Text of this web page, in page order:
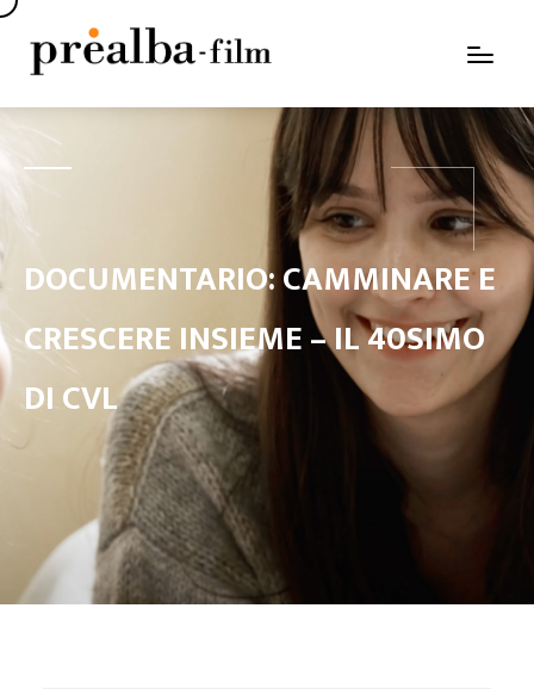
DOCUMENTARIO: CAMMINARE E
CRESCERE INSIEME – IL 40SIMO
DI CVL